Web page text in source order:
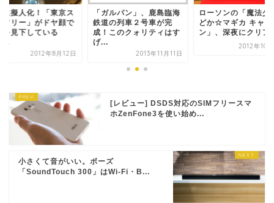
に擬人化！「東京ス
ツリー」がドヤ顔で
を見下している
...
2012年8月12日
「ガルパン」、鹿島臨海
鉄道の列車２号車が完
成！このクォリティはす
げ...
2013年11月11日
ローソンの「魔法少
どか☆マギカ キャン
ン」、深夜にクリア
2012年10
[レビュー] DSDS対応のSIMフリースマ
ホZenFone3を使い始め...
小さくて音がいい。ボーズ
「SoundTouch 300」はWi-Fi・B...